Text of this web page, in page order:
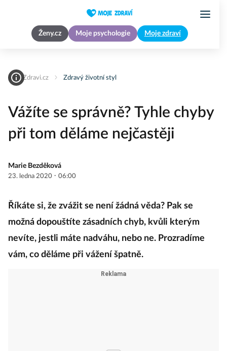
Ženy.cz Moje psychologie Moje zdraví
MojeZdravi.cz Zdravý životní styl
Vážíte se správně? Tyhle chyby
při tom děláme nejčastěji
Marie Bezděková
23. ledna 2020 · 06:00
Říkáte si, že zvážit se není žádná věda? Pak se
možná dopouštíte zásadních chyb, kvůli kterým
nevíte, jestli máte nadváhu, nebo ne. Prozradíme
vám, co děláme při vážení špatně.